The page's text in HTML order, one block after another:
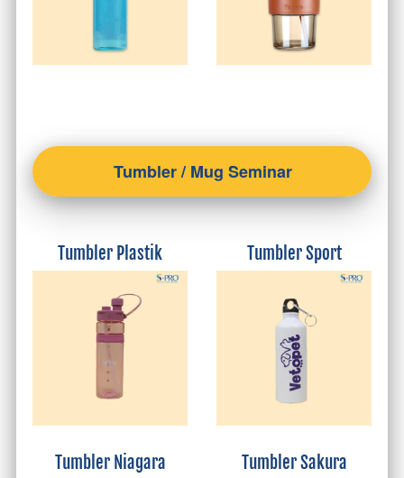
Tumbler / Mug Seminar
Tumbler Plastik Tumbler Sport
Tumbler Niagara Tumbler Sakura